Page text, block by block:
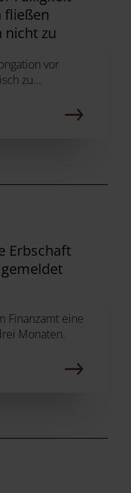
fließen
nicht zu
vor
zu...
Erbschaft
Finanzamt eine
Monaten.